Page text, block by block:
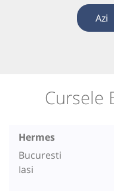
Azi
Cursele
Hermes
Bucuresti
Iasi